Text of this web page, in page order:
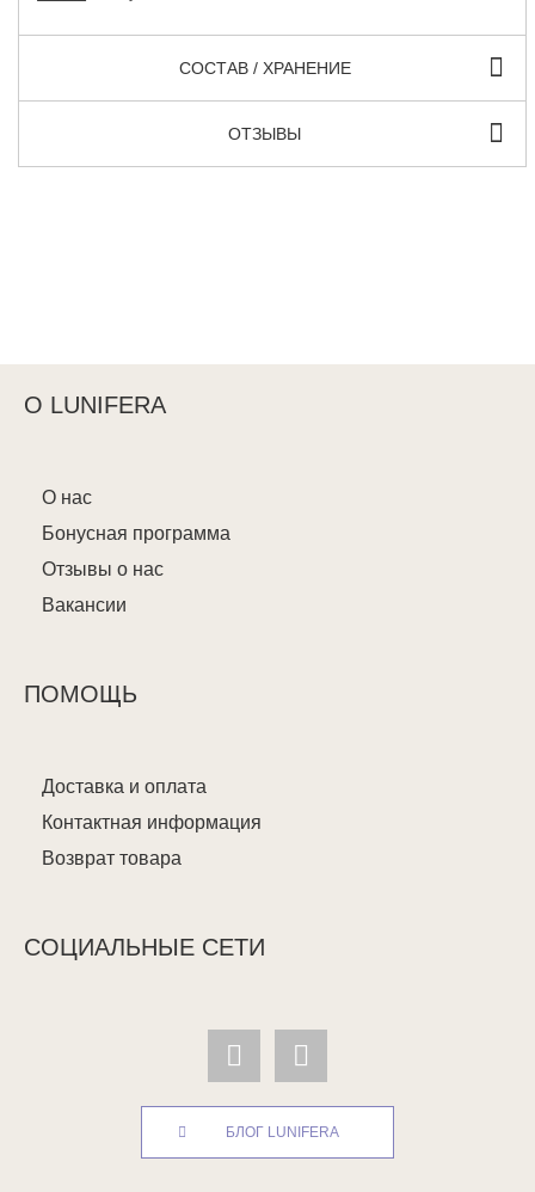
СОСТАВ / ХРАНЕНИЕ
ОТЗЫВЫ
О LUNIFERA
О нас
Бонусная программа
Отзывы о нас
Вакансии
ПОМОЩЬ
Доставка и оплата
Контактная информация
Возврат товара
СОЦИАЛЬНЫЕ СЕТИ
БЛОГ LUNIFERA